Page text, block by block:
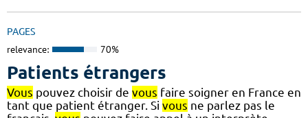
PAGES
relevance: 70%
Patients étrangers
Vous pouvez choisir de vous faire soigner en France en
tant que patient étranger. Si vous ne parlez pas le